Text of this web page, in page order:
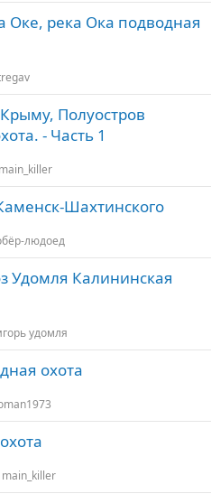
Оке, река Ока подводная
Полуостров
- Часть 1
main_killer
Шахтинского
людоед
Удомля Калининская
удомля
охота
main_killer